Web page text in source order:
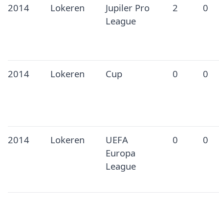
2014 Lokeren
Jupiler Pro
League
2 0
2014 Lokeren Cup 0 0
2014 Lokeren
UEFA
Europa
League
0 0